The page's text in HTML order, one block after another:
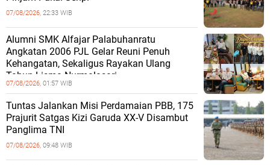
07/08/2026, 22:33 WIB
Alumni SMK Alfajar Palabuhanratu
Angkatan 2006 PJL Gelar Reuni Penuh
Kehangatan, Sekaligus Rayakan Ulang
Tahun Lisma Nurmalasari
07/08/2026, 01:57 WIB
Tuntas Jalankan Misi Perdamaian PBB, 175
Prajurit Satgas Kizi Garuda XX-V Disambut
Panglima TNI
07/08/2026, 09:48 WIB